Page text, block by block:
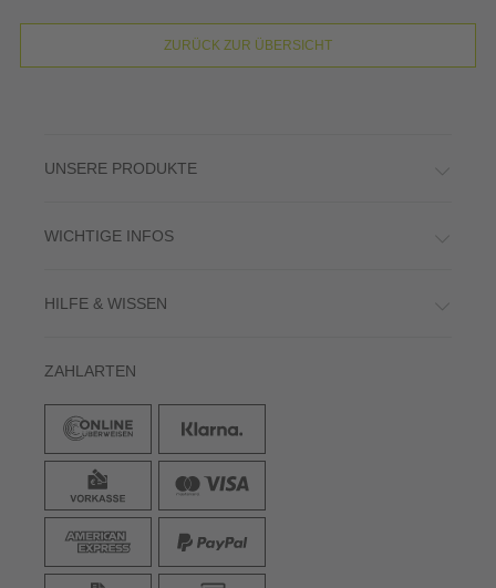
ZURÜCK ZUR ÜBERSICHT
UNSERE PRODUKTE
WICHTIGE INFOS
HILFE & WISSEN
ZAHLARTEN